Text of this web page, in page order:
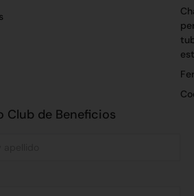
Club de Beneficios